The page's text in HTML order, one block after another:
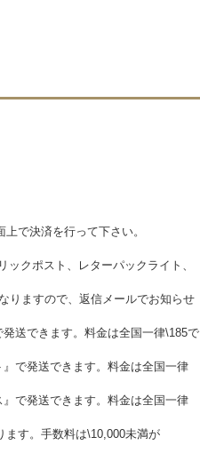
で決済を行って下さい。
クポスト、レターパックライト、
りますので、返信メールでお知らせ
送できます。料金は全国一律\185で
で発送できます。料金は全国一律
で発送できます。料金は全国一律
ます。手数料は\10,000未満が